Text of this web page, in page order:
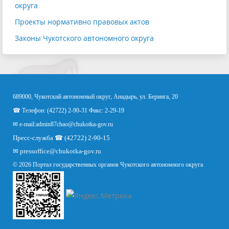
округа
Проекты нормативно правовых актов
Законы Чукотского автономного округа
689000, Чукотский автономный округ, Анадырь, ул. Беринга, 20
☎ Телефон: (42722) 2-90-31 Факс: 2-29-19
✉ e-mail:admin87chao@chukotka-gov.ru
Пресс-служба ☎ (42722) 2-90-15
✉ pressoffice@chukotka-gov.ru
© 2026 Портал государственных органов Чукотского автономного округа